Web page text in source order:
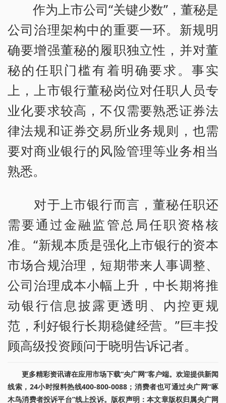
作为上市公司“关键少数”，董秘是
公司治理架构中的重要一环。新规明
确要增强董秘的履职独立性，并对董
秘的任职门槛有着明确要求。事实
上，上市银行董秘岗位对任职人员专
业化要求较高，不仅需要熟悉证券法
律法规和证券交易所业务规则，也需
要对商业银行的风险管理等业务相当
熟悉。
对于上市银行而言，董秘任职还
需要通过金融监管总局任职资格核
准。“新规本质是强化上市银行的资本
市场合规治理，短期带来人事调整、
公司治理成本小幅上升，中长期将推
动银行信息披露更透明、内控更规
范，利好银行长期稳健经营。”巨丰投
顾高级投资顾问于晓明告诉记者。
更多精彩资讯请在应用市场下载“央广网”客户端。欢迎提供新闻
线索，24小时报料热线400-800-0088；消费者也可通过央广网“啄
木鸟消费者投诉平台”线上投诉。版权声明：本文章版权归属央广网